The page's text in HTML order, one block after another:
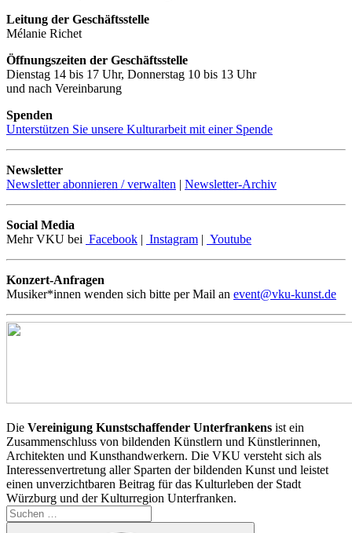
Leitung der Geschäftsstelle
Mélanie Richet
Öffnungszeiten der Geschäftsstelle
Dienstag 14 bis 17 Uhr, Donnerstag 10 bis 13 Uhr
und nach Vereinbarung
Spenden
Unterstützen Sie unsere Kulturarbeit mit einer Spende
Newsletter
Newsletter abonnieren / verwalten | Newsletter-Archiv
Social Media
Mehr VKU bei Facebook | Instagram | Youtube
Konzert-Anfragen
Musiker*innen wenden sich bitte per Mail an event@vku-kunst.de
Die Vereinigung Kunstschaffender Unterfrankens ist ein
Zusammenschluss von bildenden Künstlern und Künstlerinnen,
Architekten und Kunsthandwerkern. Die VKU versteht sich als
Interessenvertretung aller Sparten der bildenden Kunst und leistet
einen unverzichtbaren Beitrag für das Kulturleben der Stadt
Würzburg und der Kulturregion Unterfranken.
Suchen
nach: